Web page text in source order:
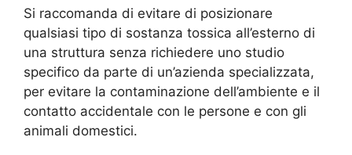
Si raccomanda di evitare di posizionare
qualsiasi tipo di sostanza tossica all’esterno di
una struttura senza richiedere uno studio
specifico da parte di un’azienda specializzata,
per evitare la contaminazione dell’ambiente e il
contatto accidentale con le persone e con gli
animali domestici.